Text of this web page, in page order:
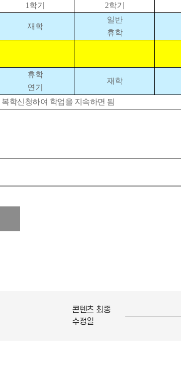
1 학기
2학기
재학
일반
휴학
휴학
연기
재학
복학신청하여 학업을 지속하면 됨
콘텐츠 최종
수정일